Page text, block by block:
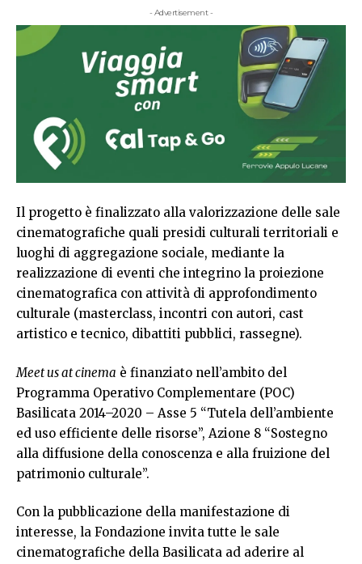
- Advertisement -
Il progetto è finalizzato alla valorizzazione delle sale
cinematografiche quali presidi culturali territoriali e
luoghi di aggregazione sociale, mediante la
realizzazione di eventi che integrino la proiezione
cinematografica con attività di approfondimento
culturale (masterclass, incontri con autori, cast
artistico e tecnico, dibattiti pubblici, rassegne).
Meet us at cinema è finanziato nell’ambito del
Programma Operativo Complementare (POC)
Basilicata 2014–2020 – Asse 5 “Tutela dell’ambiente
ed uso efficiente delle risorse”, Azione 8 “Sostegno
alla diffusione della conoscenza e alla fruizione del
patrimonio culturale”.
Con la pubblicazione della manifestazione di
interesse, la Fondazione invita tutte le sale
cinematografiche della Basilicata ad aderire al